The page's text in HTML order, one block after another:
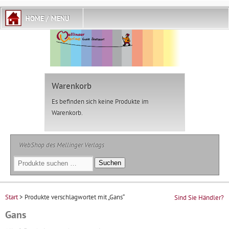
Warenkorb
Es befinden sich keine Produkte im
Warenkorb.
WebShop des Mellinger Verlags
Suchen
nach:
Suchen
Start> Produkte verschlagwortet mit „Gans“ Sind Sie Händler?
Gans